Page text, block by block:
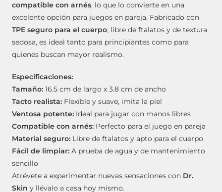
compatible con arnés, lo que lo convierte en una
excelente opción para juegos en pareja. Fabricado con
TPE seguro para el cuerpo, libre de ftalatos y de textura
sedosa, es ideal tanto para principiantes como para
quienes buscan mayor realismo.
Especificaciones:
Tamaño: 16.5 cm de largo x 3.8 cm de ancho
Tacto realista: Flexible y suave, imita la piel
Ventosa potente: Ideal para jugar con manos libres
Compatible con arnés: Perfecto para el juego en pareja
Material seguro: Libre de ftalatos y apto para el cuerpo
Fácil de limpiar: A prueba de agua y de mantenimiento
sencillo
Atrévete a experimentar nuevas sensaciones con Dr.
Skin y llévalo a casa hoy mismo.